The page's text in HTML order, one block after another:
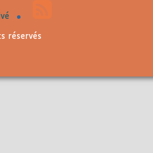
réservés